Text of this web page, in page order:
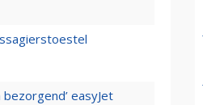
easyJet